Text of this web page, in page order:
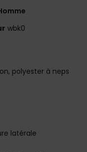
wbk0
polyester à neps
latérale